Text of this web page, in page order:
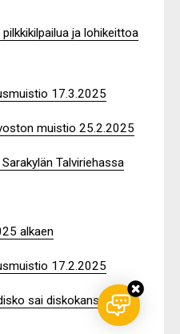
ja lohikeittoa
17.3.2025
muistio 25.2.2025
Talviriehassa
alkaen
17.2.2025
sai diskokansan